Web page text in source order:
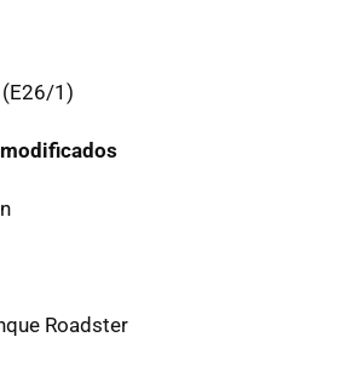
1)
Roadster